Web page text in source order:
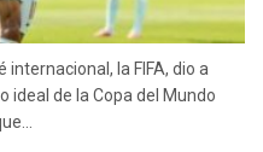
la FIFA, dio a
ideal de la Copa del Mundo